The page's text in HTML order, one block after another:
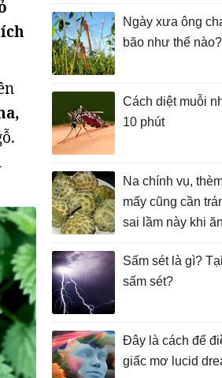
Ngày xưa ông
bão như thế nào?
Cách diệt muỗi
10 phút
Na chính vụ,
mấy cũng cần
sai lầm này khi ăn
Sấm sét là gì?
sấm sét?
Đây là cách để
giấc mơ lucid